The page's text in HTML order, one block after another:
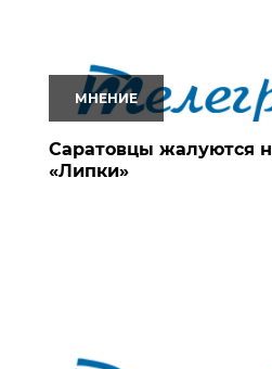
МНЕНИЕ
Саратовцы жалуются
«Липки»